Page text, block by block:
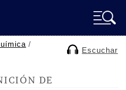
/
Escuchar
DE